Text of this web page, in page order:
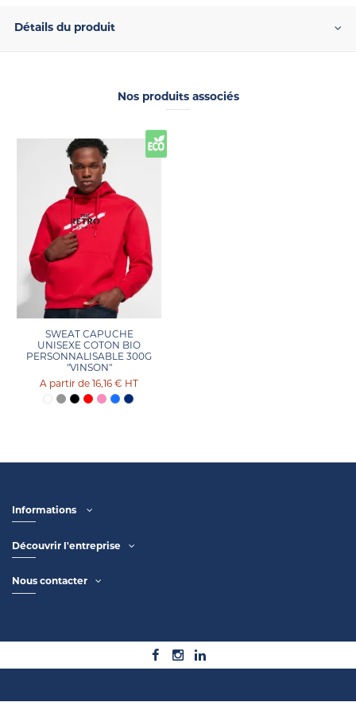
Détails du produit
Nos produits associés
SWEAT CAPUCHE
UNISEXE COTON BIO
PERSONNALISABLE 300G
"VINSON"
16,16 € HT
Informations
Découvrir l'entreprise
Nous contacter